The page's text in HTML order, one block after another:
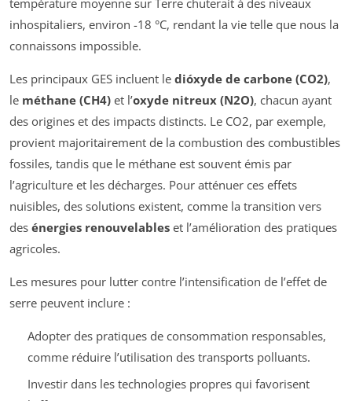
inhospitaliers, environ -18 °C, rendant la vie telle que nous la
connaissons impossible.
Les principaux GES incluent le dióxyde de carbone (CO2),
le méthane (CH4) et l’oxyde nitreux (N2O), chacun ayant
des origines et des impacts distincts. Le CO2, par exemple,
provient majoritairement de la combustion des combustibles
fossiles, tandis que le méthane est souvent émis par
l’agriculture et les décharges. Pour atténuer ces effets
nuisibles, des solutions existent, comme la transition vers
des énergies renouvelables et l’amélioration des pratiques
agricoles.
Les mesures pour lutter contre l’intensification de l’effet de
serre peuvent inclure :
Adopter des pratiques de consommation responsables,
comme réduire l’utilisation des transports polluants.
Investir dans les technologies propres qui favorisent